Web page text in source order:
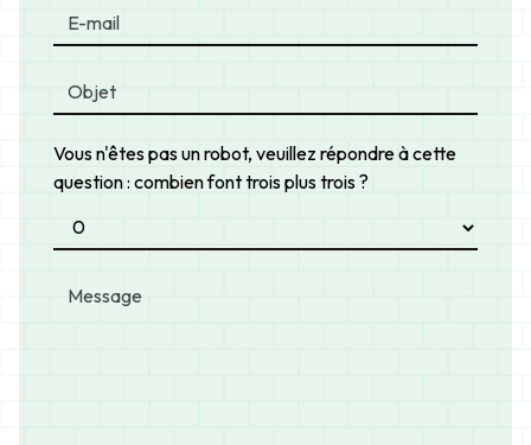
Vous n'êtes pas un robot, veuillez répondre à cette
question : combien font trois plus trois ?